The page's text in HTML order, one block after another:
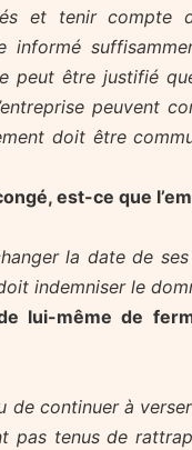
et tenir compte
informé
peut être justifié
peuvent
doit être
est-ce que
la date de
indemniser le
lui-même de
de continuer à
pas tenus de